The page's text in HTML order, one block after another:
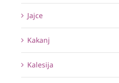
Jajce
Kakanj
Kalesija